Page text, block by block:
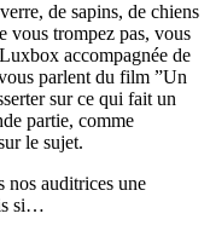
de sapins, de chiens
vous trompez pas, vous
accompagnée de
parlent du film ”Un
sur ce qui fait un
partie, comme
le sujet.
nos auditrices une
si…